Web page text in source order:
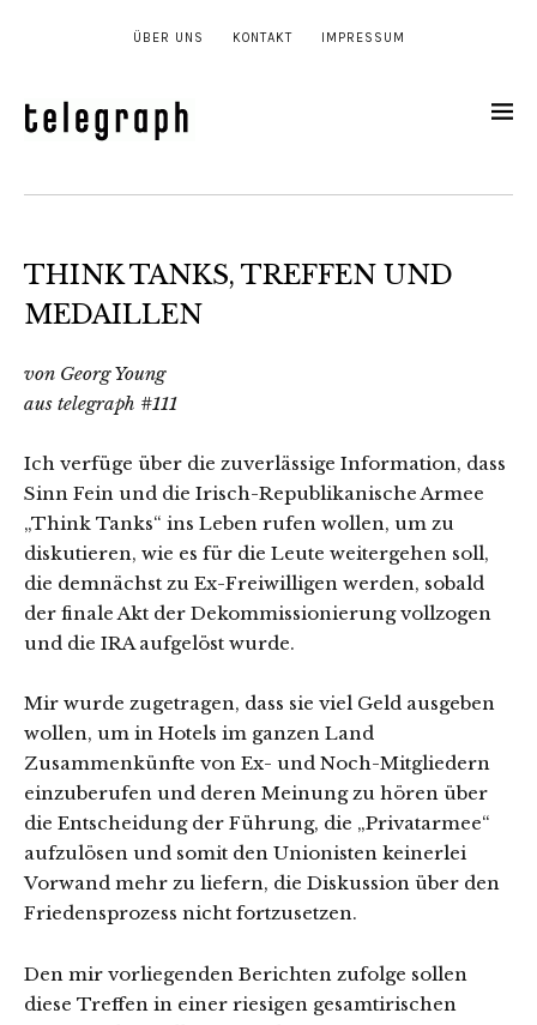
ÜBER UNS KONTAKT IMPRESSUM
THINK TANKS, TREFFEN UND
MEDAILLEN
von Georg Young
aus telegraph #111
Ich verfüge über die zuverlässige Information, dass
Sinn Fein und die Irisch-Republikanische Armee
„Think Tanks“ ins Leben rufen wollen, um zu
diskutieren, wie es für die Leute weitergehen soll,
die demnächst zu Ex-Freiwilligen werden, sobald
der finale Akt der Dekommissionierung vollzogen
und die IRA aufgelöst wurde.
Mir wurde zugetragen, dass sie viel Geld ausgeben
wollen, um in Hotels im ganzen Land
Zusammenkünfte von Ex- und Noch-Mitgliedern
einzuberufen und deren Meinung zu hören über
die Entscheidung der Führung, die „Privatarmee“
aufzulösen und somit den Unionisten keinerlei
Vorwand mehr zu liefern, die Diskussion über den
Friedensprozess nicht fortzusetzen.
Den mir vorliegenden Berichten zufolge sollen
diese Treffen in einer riesigen gesamtirischen